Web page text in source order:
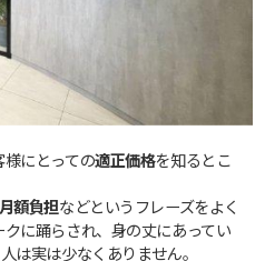
にとっての適正価格を知るとこ
額負担などというフレーズをよく
に踊らされ、身の丈にあってい
は実は少なくありません。